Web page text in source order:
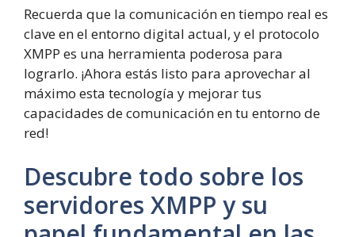
Recuerda que la comunicación en tiempo real es
clave en el entorno digital actual, y el protocolo
XMPP es una herramienta poderosa para
lograrlo. ¡Ahora estás listo para aprovechar al
máximo esta tecnología y mejorar tus
capacidades de comunicación en tu entorno de
red!
Descubre todo sobre los
servidores XMPP y su